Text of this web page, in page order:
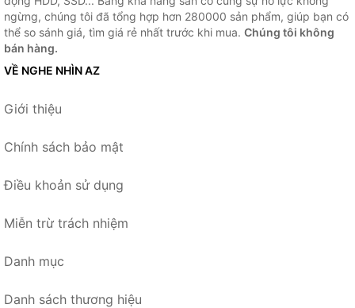
ngừng, chúng tôi đã tổng hợp hơn 280000 sản phẩm, giúp bạn có
thể so sánh giá, tìm giá rẻ nhất trước khi mua. Chúng tôi không
bán hàng.
VỀ NGHE NHÌN AZ
Giới thiệu
Chính sách bảo mật
Điều khoản sử dụng
Miễn trừ trách nhiệm
Danh mục
Danh sách thương hiệu